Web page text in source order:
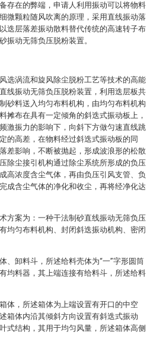
存在的弊端，申请人利用振动可以将物料
微颗粒随风吹离的原理，采用直线振动落
迭层落差振动散料替代传统的高速转子布
振动无筛负压脱粉装置。
选涡流和旋风除尘脱粉工艺等技术的高能
线振动无筛负压脱粉装置，利用迭层板共
砂料送入均匀布料机构，由均匀布料机构
摊布在具有一定倾角的斜迭式振动板上，
激振力的影响下，向斜下方做匀速直线跳
的高差，在物料经过斜迭式振动板的同
差影响，不断被抛起，形成波浪形的松散
除尘接引机构通过除尘系统所形成的负压
高浓度含尘气体，再由负压引风支管、负
成含尘气体的净化和收尘，再将经净化达
方案为：一种干法制砂直线振动无筛负压
均匀布料机构、封闭斜迭振动机构、密闭
、卸料斗，所述给料壳体为“一”字形圆筒
均料器，其上端连接有给料斗，所述给料
体，所述箱体为上端设置有开口的中空
箱体内沿其倾斜方向设置有斜迭式振动
式结构，其用于均匀风量，所述箱体高侧